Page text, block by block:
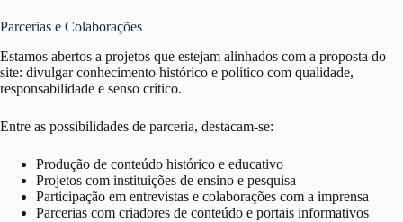
Parcerias e Colaborações
Estamos abertos a projetos que estejam alinhados com a proposta do
site: divulgar conhecimento histórico e político com qualidade,
responsabilidade e senso crítico.
Entre as possibilidades de parceria, destacam-se:
Produção de conteúdo histórico e educativo
Projetos com instituições de ensino e pesquisa
Participação em entrevistas e colaborações com a imprensa
Parcerias com criadores de conteúdo e portais informativos